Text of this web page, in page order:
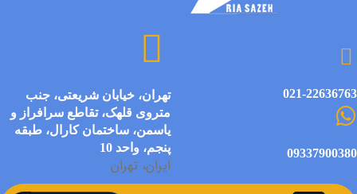
021-22636763
09337900380
تهران، خیابان شریعتی، جنب
متروی قلهک، تقاطع سرافراز و
یاسمن، ساختمان کارال، طبقه
پنجم، واحد 10
ایران، تهران